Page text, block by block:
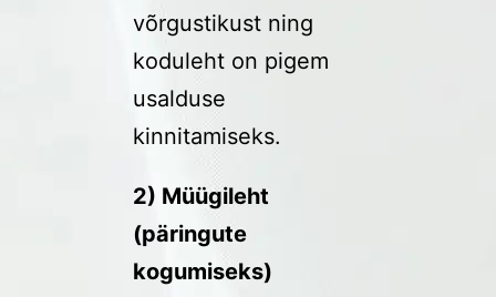
võrgustikust ning
koduleht on pigem
usalduse
kinnitamiseks.
2) Müügileht
(päringute
kogumiseks)